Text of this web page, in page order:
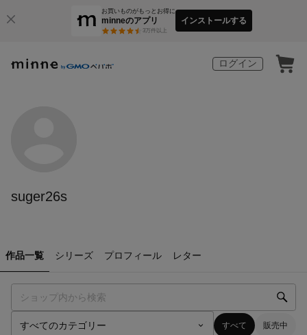
お買いものがもっとお得に
minneのアプリ
3万件以上
インストールする
ログイン
suger26s
作品一覧 シリーズ プロフィール レター
すべて 販売中